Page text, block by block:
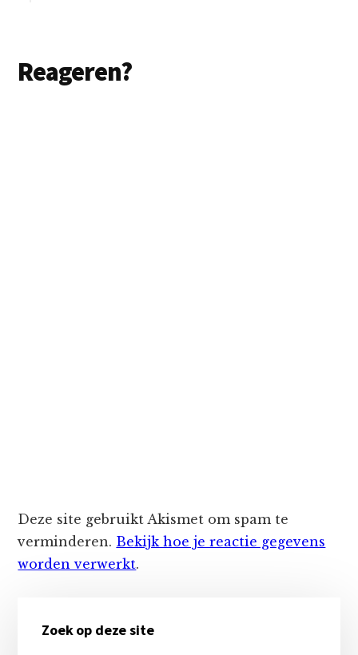
Reageren?
Deze site gebruikt Akismet om spam te
verminderen. Bekijk hoe je reactie gegevens
worden verwerkt.
Sidebar
Zoek op deze site